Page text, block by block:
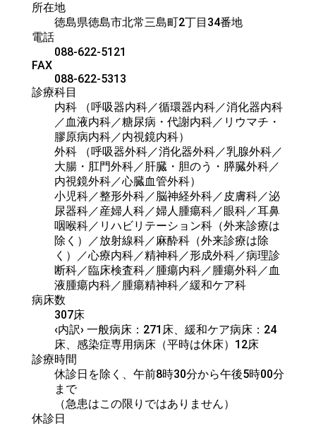
所在地
徳島県徳島市北常三島町2丁目34番地
電話
088-622-5121
FAX
088-622-5313
診療科目
内科 （呼吸器内科／循環器内科／消化器内科
／血液内科／糖尿病・代謝内科／リウマチ・
膠原病内科／内視鏡内科）
外科 （呼吸器外科／消化器外科／乳腺外科／
大腸・肛門外科／肝臓・胆のう・膵臓外科／
内視鏡外科／心臓血管外科）
小児科／整形外科／脳神経外科／皮膚科／泌
尿器科／産婦人科／婦人腫瘍科／眼科／耳鼻
咽喉科／リハビリテーション科（外来診療は
除く）／放射線科／麻酔科（外来診療は除
く）／心療内科／精神科／形成外科／病理診
断科／臨床検査科／腫瘍内科／腫瘍外科／血
液腫瘍内科／腫瘍精神科／緩和ケア科
病床数
307床
‹内訳› 一般病床：271床、緩和ケア病床：24
床、感染症専用病床（平時は休床）12床
診療時間
休診日を除く、午前8時30分から午後5時00分
まで
（急患はこの限りではありません）
休診日